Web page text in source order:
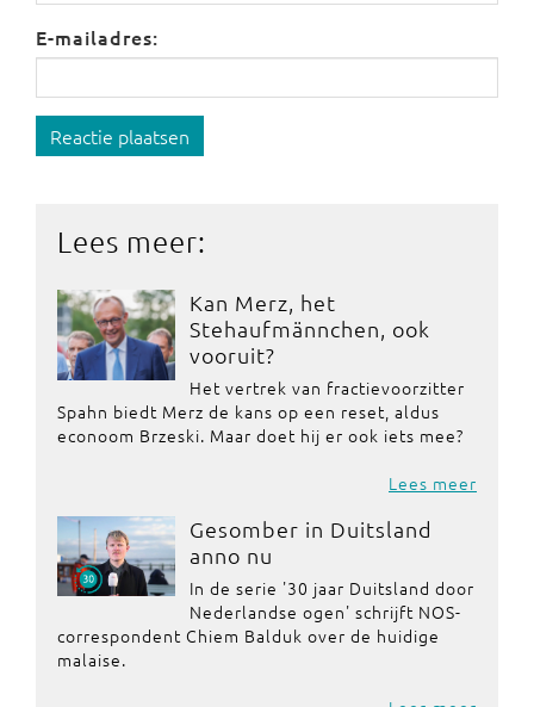
E-mailadres:
Reactie plaatsen
Lees meer:
Kan Merz, het
Stehaufmännchen, ook
vooruit?
Het vertrek van fractievoorzitter
Spahn biedt Merz de kans op een reset, aldus
econoom Brzeski. Maar doet hij er ook iets mee?
Lees meer
Gesomber in Duitsland
anno nu
In de serie '30 jaar Duitsland door
Nederlandse ogen' schrijft NOS-
correspondent Chiem Balduk over de huidige
malaise.